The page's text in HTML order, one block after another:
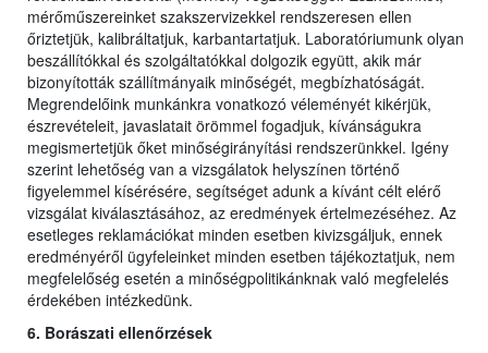
mérőműszereinket szakszervizekkel rendszeresen ellen
őriztetjük, kalibráltatjuk, karbantartatjuk. Laboratóriumunk olyan
beszállítókkal és szolgáltatókkal dolgozik együtt, akik már
bizonyították szállítmányaik minőségét, megbízhatóságát.
Megrendelőink munkánkra vonatkozó véleményét kikérjük,
észrevételeit, javaslatait örömmel fogadjuk, kívánságukra
megismertetjük őket minőségirányítási rendszerünkkel. Igény
szerint lehetőség van a vizsgálatok helyszínen történő
figyelemmel kísérésére, segítséget adunk a kívánt célt elérő
vizsgálat kiválasztásához, az eredmények értelmezéséhez. Az
esetleges reklamációkat minden esetben kivizsgáljuk, ennek
eredményéről ügyfeleinket minden esetben tájékoztatjuk, nem
megfelelőség esetén a minőségpolitikánknak való megfelelés
érdekében intézkedünk.
6. Borászati ellenőrzések